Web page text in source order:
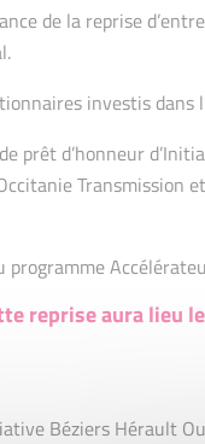
de la reprise
investis dans
prêt d’honneur
Transmission
reprise aura lieu
Béziers Hérault